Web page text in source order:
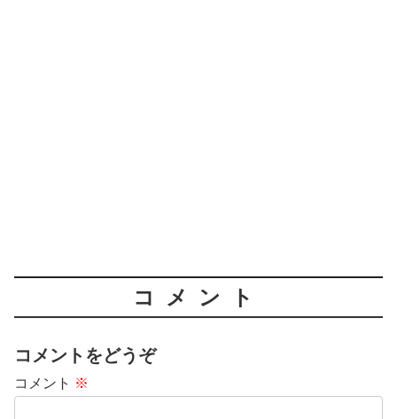
コメント
コメントをどうぞ
コメント ※